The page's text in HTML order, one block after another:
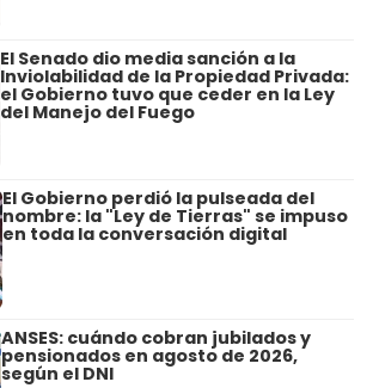
El Senado dio media sanción a la
Inviolabilidad de la Propiedad Privada:
el Gobierno tuvo que ceder en la Ley
del Manejo del Fuego
El Gobierno perdió la pulseada del
nombre: la "Ley de Tierras" se impuso
en toda la conversación digital
ANSES: cuándo cobran jubilados y
pensionados en agosto de 2026,
según el DNI